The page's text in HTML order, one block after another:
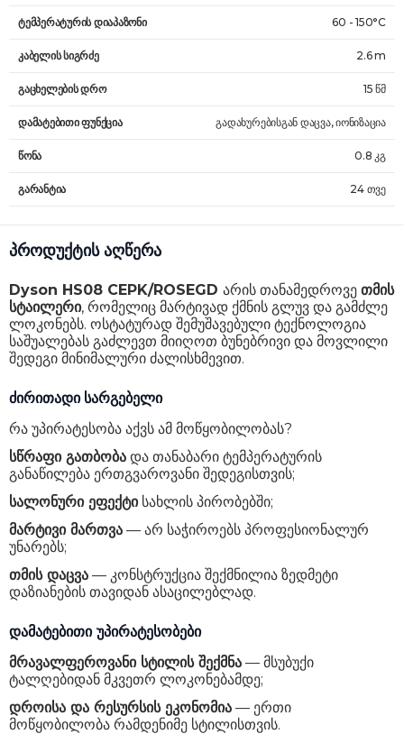
ტემპერატურის დიაპაზონი 60 - 150°C
კაბელის სიგრძე 2.6 m
გაცხელების დრო 15 წმ
დამატებითი ფუნქცია გადახურებისგან დაცვა, იონიზაცია
წონა 0.8 კგ
გარანტია 24 თვე
პროდუქტის აღწერა
Dyson HS08 CEPK/ROSEGD არის თანამედროვე თმის
სტაილერი, რომელიც მარტივად ქმნის გლუვ და გამძლე
ლოკონებს. ოსტატურად შემუშავებული ტექნოლოგია
საშუალებას გაძლევთ მიიღოთ ბუნებრივი და მოვლილი
შედეგი მინიმალური ძალისხმევით.
ძირითადი სარგებელი
რა უპირატესობა აქვს ამ მოწყობილობას?
სწრაფი გათბობა და თანაბარი ტემპერატურის
განაწილება ერთგვაროვანი შედეგისთვის;
სალონური ეფექტისახლის პირობებში;
მარტივი მართვა — არ საჭიროებს პროფესიონალურ
უნარებს;
თმის დაცვა — კონსტრუქცია შექმნილია ზედმეტი
დაზიანების თავიდან ასაცილებლად.
დამატებითი უპირატესობები
მრავალფეროვანი სტილის შექმნა — მსუბუქი
ტალღებიდან მკვეთრ ლოკონებამდე;
დროისა და რესურსის ეკონომია — ერთი
მოწყობილობა რამდენიმე სტილისთვის.